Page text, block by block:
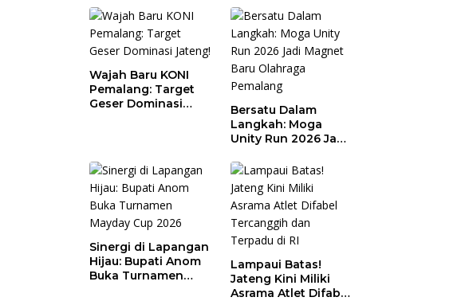
Wajah Baru KONI
Pemalang: Target
Geser Dominasi
Bersatu Dalam
Langkah: Moga
Unity Run 2026 Jadi
Olahraga Pemalang
Sinergi di Lapangan
Hijau: Bupati Anom
Buka Turnamen
Lampaui Batas!
Jateng Kini Miliki
Asrama Atlet Difabel